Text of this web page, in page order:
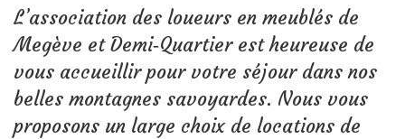
L’association des loueurs en meublés de
Megève et Demi‑Quartier est heureuse de
vous accueillir pour votre séjour dans nos
belles montagnes savoyardes. Nous vous
proposons un large choix de locations de